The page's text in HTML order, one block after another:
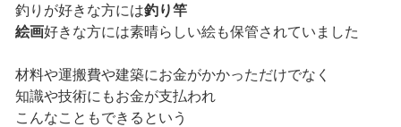
釣りが好きな方には釣り竿
絵画好きな方には素晴らしい絵も保管されていました
材料や運搬費や建築にお金がかかっただけでなく
知識や技術にもお金が支払われ
こんなこともできるという